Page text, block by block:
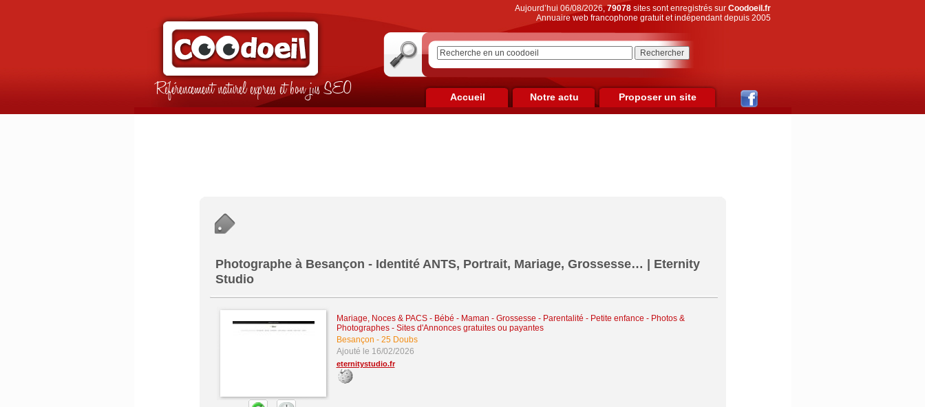
Référencement naturel express et bon jus SEO
Aujourd’hui 06/08/2026,79078sites sont enregistrés sur Coodoeil.fr
Annuaire web francophone gratuit et indépendant depuis 2005
Accueil Notre actu Proposer un site
Photographe à Besançon - Identité ANTS, Portrait, Mariage, Grossesse… | Eternity
Studio
Mariage, Noces & PACS- Bébé - Maman - Grossesse - Parentalité - Petite enfance - Photos &
Photographes- Sites d'Annonces gratuites ou payantes
Besançon - 25 Doubs
Ajouté le 16/02/2026
eternitystudio.fr